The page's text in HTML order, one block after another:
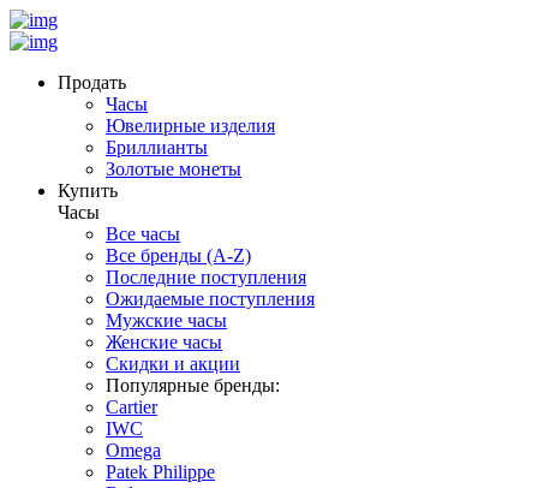
Продать
Часы
Ювелирные изделия
Бриллианты
Золотые монеты
Купить
Часы
Все часы
Все бренды (A-Z)
Последние поступления
Ожидаемые поступления
Мужские часы
Женские часы
Скидки и акции
Популярные бренды:
Cartier
IWC
Omega
Patek Philippe